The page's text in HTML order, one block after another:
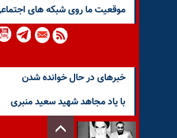
موقعيت ما روى شبكه هاى
خبرهای در حال خوانده شدن
با یاد مجاهد شهید سعید منبری